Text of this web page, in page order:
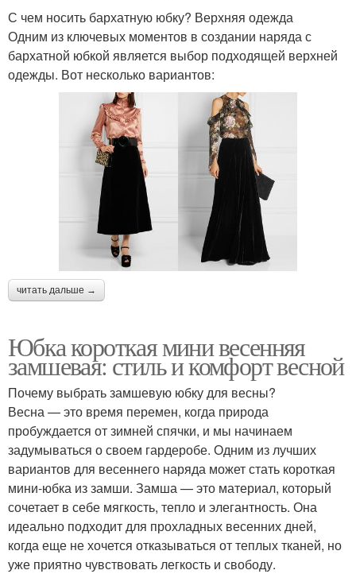
С чем носить бархатную юбку? Верхняя одежда
Одним из ключевых моментов в создании наряда с
бархатной юбкой является выбор подходящей верхней
одежды. Вот несколько вариантов:
читать дальше →
Юбка короткая мини весенняя
замшевая: стиль и комфорт весной
Почему выбрать замшевую юбку для весны?
Весна — это время перемен, когда природа
пробуждается от зимней спячки, и мы начинаем
задумываться о своем гардеробе. Одним из лучших
вариантов для весеннего наряда может стать короткая
мини-юбка из замши. Замша — это материал, который
сочетает в себе мягкость, тепло и элегантность. Она
идеально подходит для прохладных весенних дней,
когда еще не хочется отказываться от теплых тканей, но
уже приятно чувствовать легкость и свободу.